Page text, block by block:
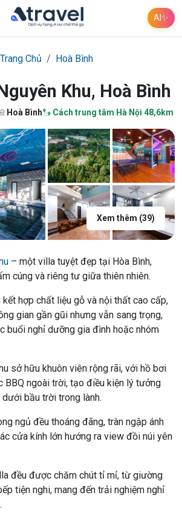
AI✨
Trang Chủ Hoà Bình
Khu, Hoà Bình
Hoà Bình Cách trung tâm Hà Nội 48,6km
Xem thêm (39)
– một villa tuyệt đẹp tại Hòa Bình,
cúng và riêng tư giữa thiên nhiên.
hợp chất liệu gỗ và nội thất cao cấp,
gian gần gũi nhưng vẫn sang trọng,
buổi nghỉ dưỡng gia đình hoặc nhóm
sở hữu khuôn viên rộng rãi, với hồ bơi
BBQ ngoài trời, tạo điều kiện lý tưởng
bầu trời trong lành.
ngủ đều thoáng đãng, tràn ngập ánh
cửa kính lớn hướng ra view đồi núi yên
đều được chăm chút tỉ mỉ, từ giường
tiện nghi, mang đến trải nghiệm nghỉ